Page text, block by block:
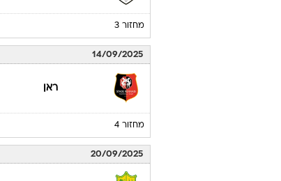
מחזור 3
14/09/2025
ראן
מחזור 4
20/09/2025